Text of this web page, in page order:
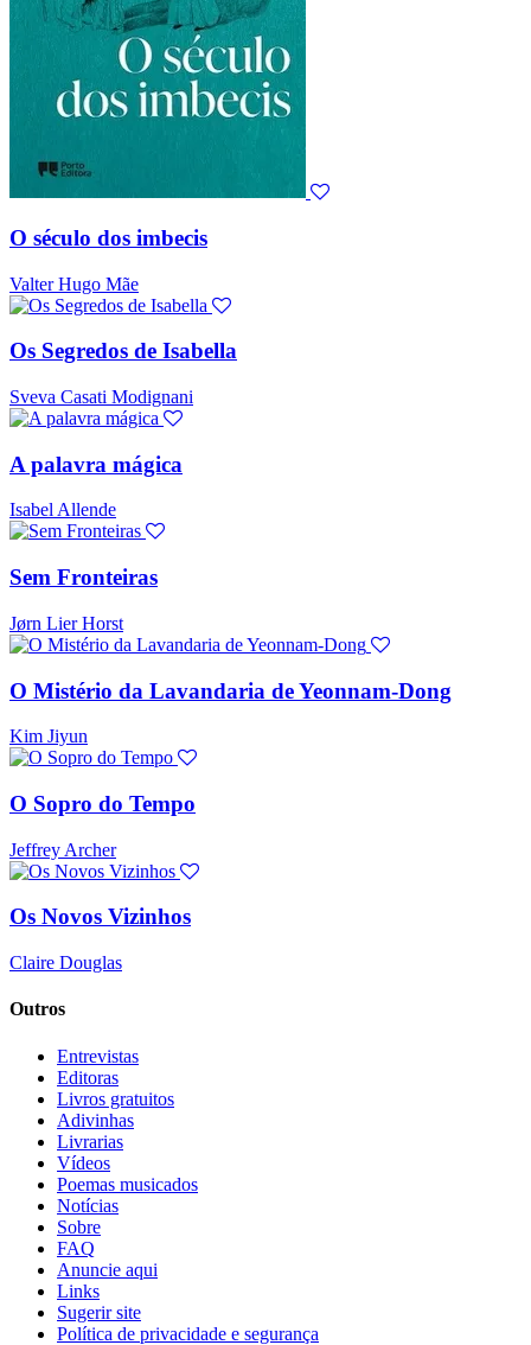
O século dos imbecis
Valter Hugo Mãe
Os Segredos de Isabella
Sveva Casati Modignani
A palavra mágica
Isabel Allende
Sem Fronteiras
Jørn Lier Horst
O Mistério da Lavandaria de Yeonnam-Dong
Kim Jiyun
O Sopro do Tempo
Jeffrey Archer
Os Novos Vizinhos
Claire Douglas
Outros
Entrevistas
Editoras
Livros gratuitos
Adivinhas
Livrarias
Vídeos
Poemas musicados
Notícias
Sobre
FAQ
Anuncie aqui
Links
Sugerir site
Política de privacidade e segurança